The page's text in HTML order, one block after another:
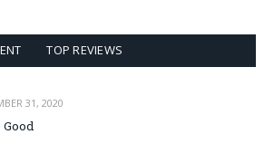
TOP REVIEWS
31, 2020
Good